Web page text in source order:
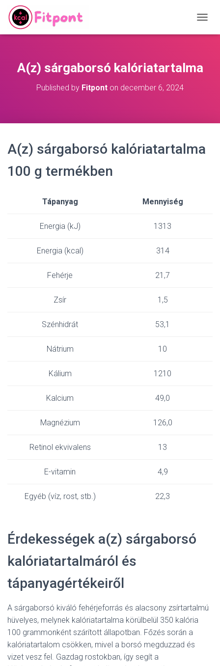
O
E
I
O
A(z) sárgaborsó kalóriatartalma
Published by Fitpont on december 6, 2024
A(z) sárgaborsó kalóriatartalma
100 g termékben
Tápanyag Mennyiség
Energia (kJ) 1313
Energia (kcal) 314
Fehérje 21,7
Zsír 1,5
Szénhidrát 53,1
Nátrium 10
Kálium 1210
Kalcium 49,0
Magnézium 126,0
Retinol ekvivalens 13
E-vitamin 4,9
Egyéb (víz, rost, stb.) 22,3
Érdekességek a(z) sárgaborsó
kalóriatartalmáról és
tápanyagértékeiről
A sárgaborsó kiváló fehérjeforrás és alacsony zsírtartalmú
hüvelyes, melynek kalóriatartalma körülbelül 350 kalória
100 grammonként szárított állapotban. Főzés során a
kalóriatartalom csökken, mivel a borsó megduzzad és
vizet vesz fel. Gazdag rostokban, így segít a